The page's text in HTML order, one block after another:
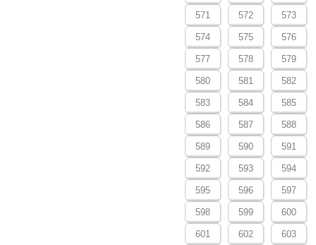
571 572 573
574 575 576
577 578 579
580 581 582
583 584 585
586 587 588
589 590 591
592 593 594
595 596 597
598 599 600
601 602 603